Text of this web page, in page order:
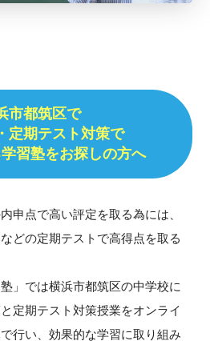
市都筑区で
定期テスト対策で
習塾をお探しの方へ
申点で高い評定を取る為には、
どの定期テストで高得点を取る
」では横浜市都筑区の中学校に
定期テスト対策授業をオンライ
行い、効果的な学習に取り組み